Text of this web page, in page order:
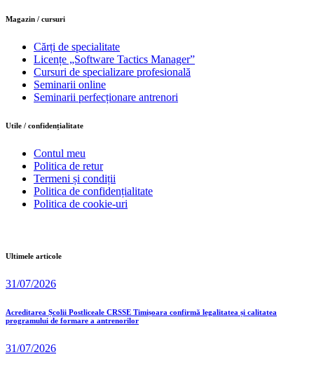
Magazin / cursuri
Cărți de specialitate
Licențe „Software Tactics Manager”
Cursuri de specializare profesională
Seminarii online
Seminarii perfecționare antrenori
Utile / confidențialitate
Contul meu
Politica de retur
Termeni și condiții
Politica de confidențialitate
Politica de cookie-uri
Ultimele articole
31/07/2026
Acreditarea Școlii Postliceale CRSSE Timișoara confirmă legalitatea și calitatea
programului de formare a antrenorilor
31/07/2026